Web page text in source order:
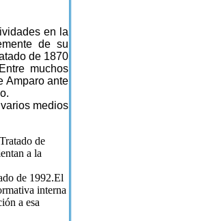
en la
de su
de 1870
muchos
Amparo ante
medios
de
a la
de 1992.El
interna
a esa